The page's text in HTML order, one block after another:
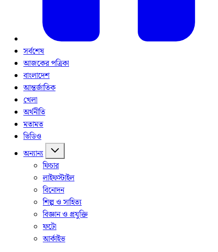
সর্বশেষ
আজকের পত্রিকা
বাংলাদেশ
আন্তর্জাতিক
খেলা
অর্থনীতি
মতামত
ভিডিও
অন্যান্য
ফিচার
লাইফস্টাইল
বিনোদন
শিল্প ও সাহিত্য
বিজ্ঞান ও প্রযুক্তি
ফটো
আর্কাইভ